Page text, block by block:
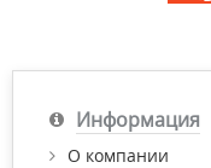
Информация
О компании